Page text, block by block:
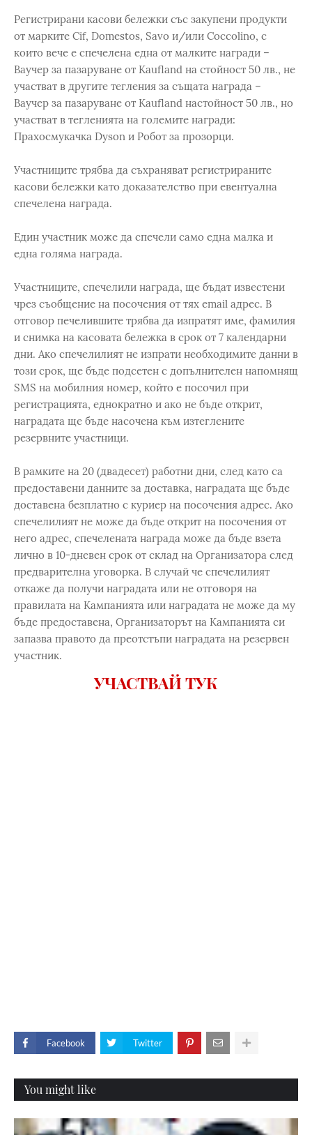
Регистрирани касови бележки със закупени продукти
от марките Cif, Domestos, Savo и/или Coccolino, с
които вече е спечелена една от малките награди –
Ваучер за пазаруване от Kaufland на стойност 50 лв., не
участват в другите тегления за същата награда –
Ваучер за пазаруване от Kaufland настойност 50 лв., но
участват в тегленията на големите награди:
Прахосмукачка Dyson и Робот за прозорци.
Участниците трябва да съхраняват регистрираните
касови бележки като доказателство при евентуална
спечелена награда.
Един участник може да спечели само една малка и
една голяма награда.
Участниците, спечелили награда, ще бъдат известени
чрез съобщение на посочения от тях email адрес. В
отговор печелившите трябва да изпратят име, фамилия
и снимка на касовата бележка в срок от 7 календарни
дни. Ако спечелилият не изпрати необходимите данни в
този срок, ще бъде подсетен с допълнителен напомнящ
SMS на мобилния номер, който е посочил при
регистрацията, еднократно и ако не бъде открит,
наградата ще бъде насочена към изтеглените
резервните участници.
В рамките на 20 (двадесет) работни дни, след като са
предоставени данните за доставка, наградата ще бъде
доставена безплатно с куриер на посочения адрес. Ако
спечелилият не може да бъде открит на посочения от
него адрес, спечелената награда може да бъде взета
лично в 10-дневен срок от склад на Организатора след
предварителна уговорка. В случай че спечелилият
откаже да получи наградата или не отговоря на
правилата на Кампанията или наградата не може да му
бъде предоставена, Организаторът на Кампанията си
запазва правото да преотстъпи наградата на резервен
участник.
УЧАСТВАЙ ТУК
Facebook Twitter
You might like